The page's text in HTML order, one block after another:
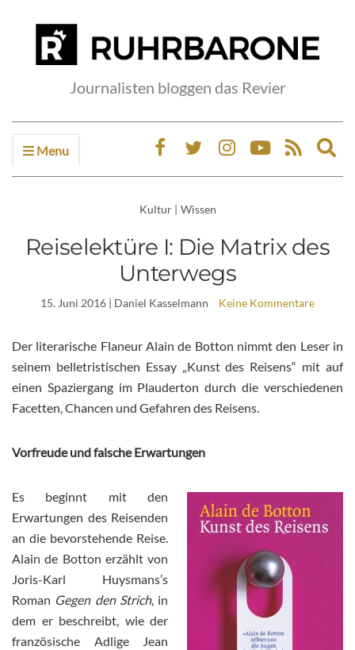
Journalisten bloggen das Revier
Menu
Kultur | Wissen
Reiselektüre I: Die Matrix des
Unterwegs
15. Juni 2016 | Daniel Kasselmann Keine Kommentare
Der literarische Flaneur Alain de Botton nimmt den Leser in
seinem belletristischen Essay „Kunst des Reisens“ mit auf
einen Spaziergang im Plauderton durch die verschiedenen
Facetten, Chancen und Gefahren des Reisens.
Vorfreude und falsche Erwartungen
Es beginnt mit den
Erwartungen des Reisenden
an die bevorstehende Reise.
Alain de Botton erzählt von
Joris-Karl Huysmans’s
Roman Gegen den Strich, in
dem er beschreibt, wie der
französische Adlige Jean